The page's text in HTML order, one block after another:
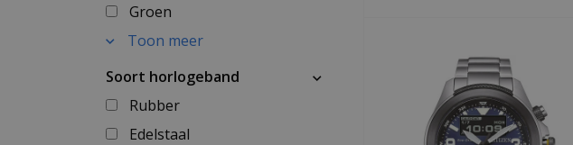
Groen
Toon meer
Soort horlogeband
Rubber
Edelstaal